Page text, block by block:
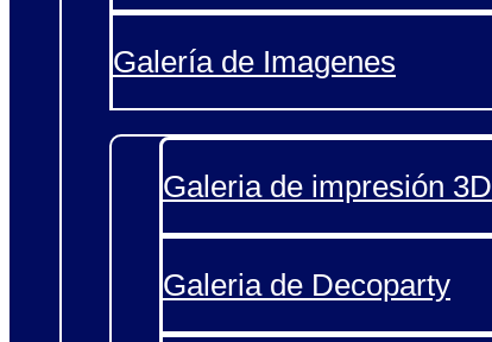
Galería de Imagenes
Galeria de impresión 3D
Galeria de Decoparty